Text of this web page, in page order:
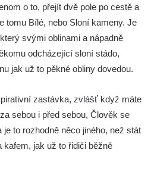
o to, přejít dvě pole po cestě a
tomu Bílé, nebo Sloní kameny. Je
svými oblinami a nápadně
odcházející sloní stádo,
jak už to pěkné obliny dovedou.
zastávka, zvlášť když máte
sebou i před sebou, Člověk se
je to rozhodně něco jiného, než stát
jak už to řidiči běžně